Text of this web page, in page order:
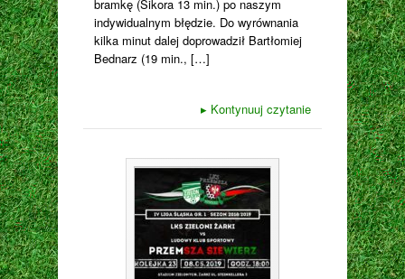
bramkę (Sikora 13 min.) po naszym
indywidualnym błędzie. Do wyrównania
kilka minut dalej doprowadził Bartłomiej
Bednarz (19 min., […]
▸ Kontynuuj czytanie